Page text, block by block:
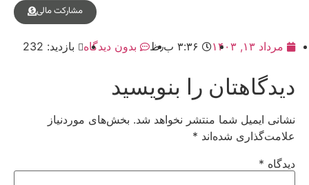
مشارکت مالی
مرداد ۱۳, ۱۴۰۳ ۳:۳۶ ب٫ظ بدون دیدگاه بازدید: 232
دیدگاهتان را بنویسید
نشانی ایمیل شما منتشر نخواهد شد. بخش‌های موردنیاز
علامت‌گذاری شده‌اند *
دیدگاه *